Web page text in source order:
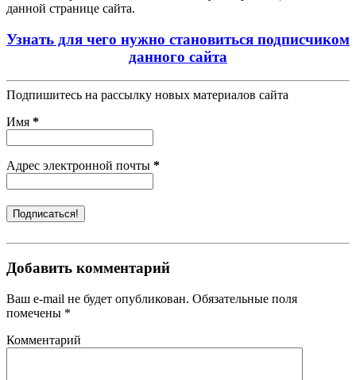
данной странице сайта.
Узнать для чего нужно становиться подписчиком
данного сайта
Подпишитесь на рассылку новых материалов сайта
Имя *
Адрес электронной почты *
Добавить комментарий
Ваш e-mail не будет опубликован. Обязательные поля
помечены *
Комментарий